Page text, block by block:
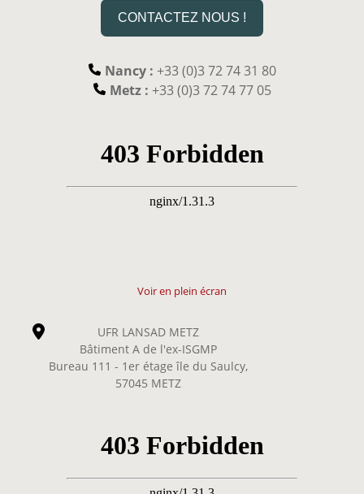
CONTACTEZ NOUS !
Nancy : +33 (0)3 72 74 31 80
Metz : +33 (0)3 72 74 77 05
Voir en plein écran
UFR LANSAD METZ
Bâtiment A de l'ex-ISGMP
Bureau 111 - 1er étage île du Saulcy,
57045 METZ